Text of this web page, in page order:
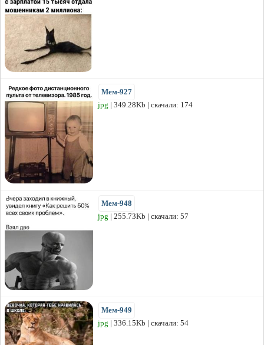
Мем-927
jpg | 349.28Kb | скачали: 174
Мем-948
jpg | 255.73Kb | скачали: 57
Мем-949
jpg | 336.15Kb | скачали: 54